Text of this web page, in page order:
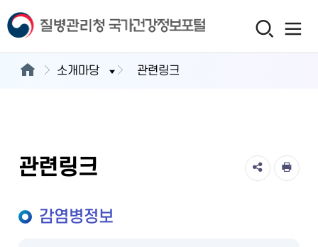
소개마당 관련링크
관련링크
감염병정보